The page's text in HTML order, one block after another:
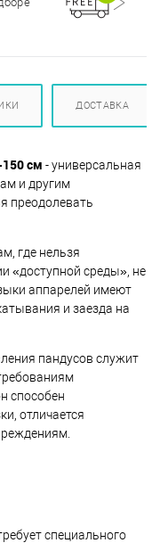
ДОСТАВКА
см - универсальная
и другим
преодолевать
где нельзя
«доступной среды», не
аппарелей имеют
и заезда на
пандусов служит
способен
отличается
специального